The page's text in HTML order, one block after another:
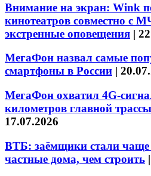
Внимание на экран: Wink
кинотеатров совместно с
экстренные оповещения |
МегаФон назвал самые
смартфоны в России |
МегаФон охватил 4G-
километров главной
17.07.2026
ВТБ: заёмщики стали чаще
частные дома, чем строить |